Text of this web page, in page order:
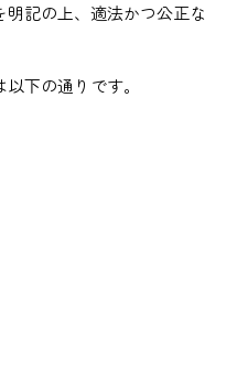
記の上、適法かつ公正な
下の通りです。